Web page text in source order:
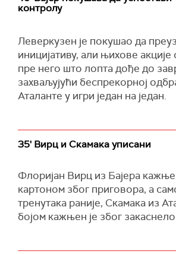
контролу
Леверкузен је покушао да
иницијативу, али њихове акције
пре него што лопта дође до
захваљујући беспрекорној
Аталанте у игри један на један.
35' Вирц и Скамака уписани
Флоријан Вирц из Бајера
картоном због приговора, а
тренутака раније, Скамака из
бојом кажњен је због